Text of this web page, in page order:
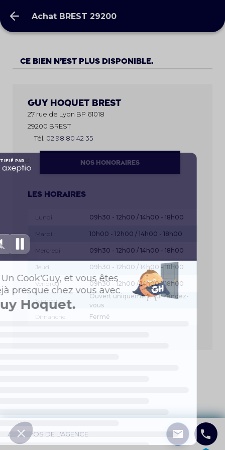
Achat BREST 29200
Achat BREST 29200
Ce bien n’est plus disponible.
Guy Hoquet BREST
27 rue de Lyon BP 61018
29200 BREST
Tél. 02 98 80 42 35
NOS HONORAIRES
Les horaires
Lundi 09h30 - 12h00 / 14h00 - 18h00
Mardi 10h00 - 12h00 / 14h00 - 18h00
Mercredi 09h30 - 12h00 / 14h00 - 18h00
Jeudi 09h30 - 12h00 / 14h00 - 18h00
Vendredi 09h30 - 12h00 / 14h00 - 18h00
Samedi
Ouvert uniquement sur rendez-
vous
Dimanche
Fermé
A PROPOS DE L'AGENCE